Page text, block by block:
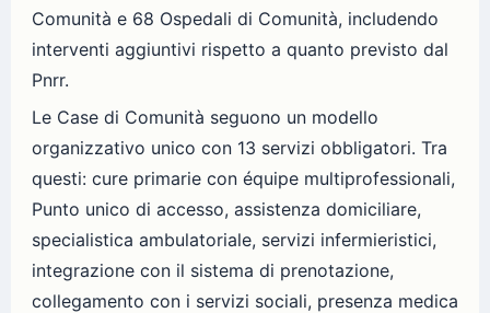
Comunità e 68 Ospedali di Comunità, includendo
interventi aggiuntivi rispetto a quanto previsto dal
Pnrr.
Le Case di Comunità seguono un modello
organizzativo unico con 13 servizi obbligatori. Tra
questi: cure primarie con équipe multiprofessionali,
Punto unico di accesso, assistenza domiciliare,
specialistica ambulatoriale, servizi infermieristici,
integrazione con il sistema di prenotazione,
collegamento con i servizi sociali, presenza medica